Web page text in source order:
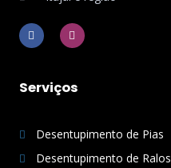
F
a
c
o
o
I
n
s
g
r
Serviços
Desentupimento de Pias
Desentupimento de Ralos